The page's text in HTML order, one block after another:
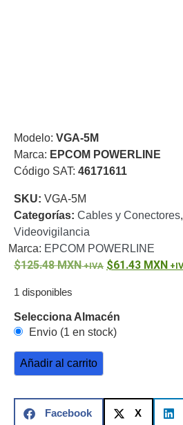
HDMI,
VGA,
DVILentesMicrófonos
para
CámarasPartes
o
RefaccionesProbadores
de
VideoTransceptores
Cables y
Conectores
Adaptador
a
y
VideoCable
Modelo: VGA-5M
Marca: EPCOM POWERLINE
Código SAT: 46171611
SKU: VGA-5M
Categorías: Cables y Conectores,
Videovigilancia
Marca: EPCOM POWERLINE
125.48MXN 61.43 MXN
1 disponibles
Selecciona Almacén
Envio (1 en stock)
Añadir al carrito
Facebook X